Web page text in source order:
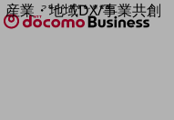
産業・地域DX/事業共創
OPEN HUB for Plural